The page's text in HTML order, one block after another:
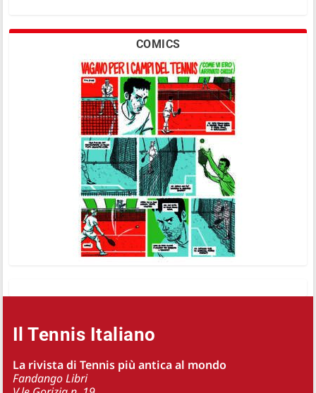
COMICS
Il Tennis Italiano
La rivista di Tennis più antica al mondo
Fandango Libri